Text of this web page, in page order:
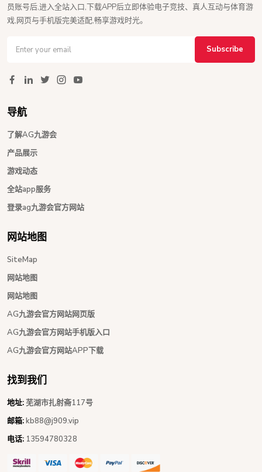
员账号后,进入全站入口,下载APP后立即体验电子竞技、真人互动与体育游
戏,网页与手机版完美适配,畅享游戏时光。
Subscribe
导航
了解AG九游会
产品展示
游戏动态
全站app服务
登录ag九游会官方网站
网站地图
SiteMap
网站地图
网站地图
AG九游会官方网站网页版
AG九游会官方网站手机版入口
AG九游会官方网站APP下载
找到我们
地址:芜湖市扎射斋117号
邮箱:kb88@j909.vip
电话: 13594780328